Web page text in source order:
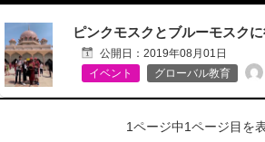
ピンクモスクとブルーモスク
公開日： 2019年08月01日
イベント
グローバル教育
1ページ中1ページ目を